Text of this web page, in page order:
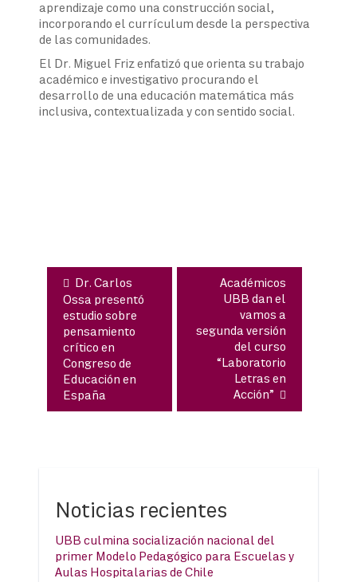
aprendizaje como una construcción social,
incorporando el currículum desde la perspectiva
de las comunidades.
El Dr. Miguel Friz enfatizó que orienta su trabajo
académico e investigativo procurando el
desarrollo de una educación matemática más
inclusiva, contextualizada y con sentido social.
Dr. Carlos
Ossa presentó
estudio sobre
pensamiento
crítico en
Congreso de
Educación en
España
Académicos
UBB dan el
vamos a
segunda versión
del curso
“Laboratorio
Letras en
Acción”
Noticias recientes
UBB culmina socialización nacional del
primer Modelo Pedagógico para Escuelas y
Aulas Hospitalarias de Chile